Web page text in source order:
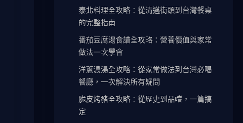
泰北料理全攻略：從清邁街頭到台灣餐桌
的完整指南
番茄豆腐湯食譜全攻略：營養價值與家常
做法一次學會
洋蔥濃湯全攻略：從家常做法到台灣必喝
餐廳，一次解決所有疑問
脆皮烤豬全攻略：從歷史到品嚐，一篇搞
定